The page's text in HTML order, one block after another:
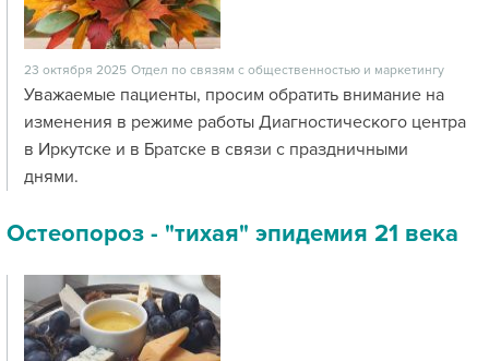
23 октября 2025 Отдел по связям с общественностью и маркетингу
Уважаемые пациенты, просим обратить внимание на
изменения в режиме работы Диагностического центра
в Иркутске и в Братске в связи с праздничными
днями.
Остеопороз - "тихая" эпидемия 21 века